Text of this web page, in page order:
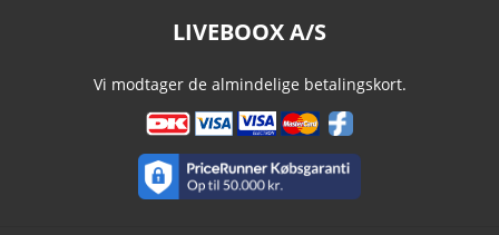
LIVEBOOX A/S
Vi modtager de almindelige betalingskort.